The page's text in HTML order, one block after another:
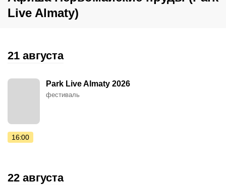
Live Almaty)
21 августа
Park Live Almaty 2026
фестиваль
16:00
22 августа